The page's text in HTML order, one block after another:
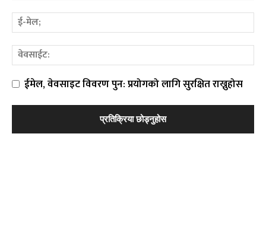
ईमेल, वेवसाइट विवरण पुन: प्रयोगको लागि सुरक्षित राख्नुहोस